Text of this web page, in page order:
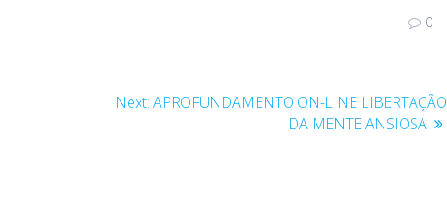
0
Next: Next
APROFUNDAMENTO ON-LINE LIBERTAÇÃO
DA MENTE ANSIOSA